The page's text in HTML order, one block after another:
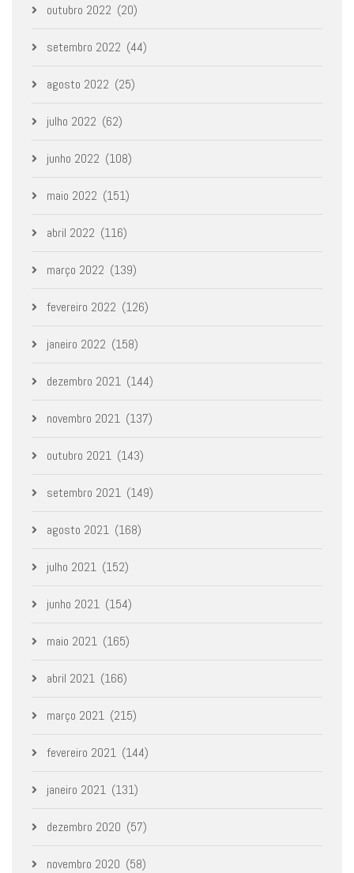
outubro 2022 (20)
setembro 2022 (44)
agosto 2022 (25)
julho 2022 (62)
junho 2022 (108)
maio 2022 (151)
abril 2022 (116)
março 2022 (139)
fevereiro 2022 (126)
janeiro 2022 (158)
dezembro 2021 (144)
novembro 2021 (137)
outubro 2021 (143)
setembro 2021 (149)
agosto 2021 (168)
julho 2021 (152)
junho 2021 (154)
maio 2021 (165)
abril 2021 (166)
março 2021 (215)
fevereiro 2021 (144)
janeiro 2021 (131)
dezembro 2020 (57)
novembro 2020 (58)